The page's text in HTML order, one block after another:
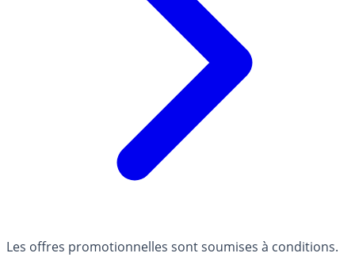
Les offres promotionnelles sont soumises à conditions.